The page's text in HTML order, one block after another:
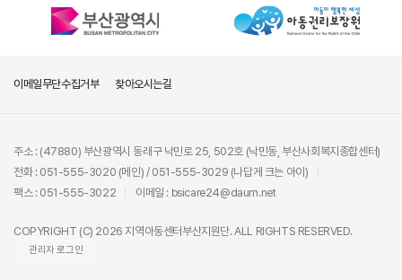
이메일무단수집거부 찾아오시는길
주소 : (47880) 부산광역시 동래구 낙민로 25, 502호 (낙민동, 부산사회복지종합센터)
전화 : 051-555-3020 (메인) / 051-555-3029 (나답게 크는 아이)
팩스 : 051-555-3022
이메일 : bsicare24@daum.net
COPYRIGHT (C) 2026 지역아동센터부산지원단. ALL RIGHTS RESERVED.
관리자 로그인